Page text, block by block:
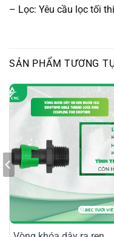
– Lọc: Yêu cầu lọc tối
SẢN PHẨM TƯƠNG